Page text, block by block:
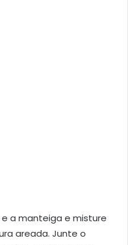
a manteiga e misture
areada. Junte o